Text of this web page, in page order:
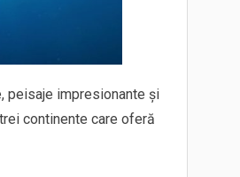
peisaje impresionante și
continente care oferă